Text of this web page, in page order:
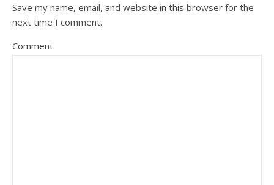
Save my name, email, and website in this browser for the
next time I comment.
Comment